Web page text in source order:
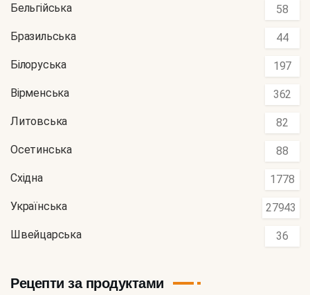
Бельгійська 58
Бразильська 44
Білоруська 197
Вірменська 362
Литовська 82
Осетинська 88
Східна 1778
Українська 27943
Швейцарська 36
Рецепти за продуктами